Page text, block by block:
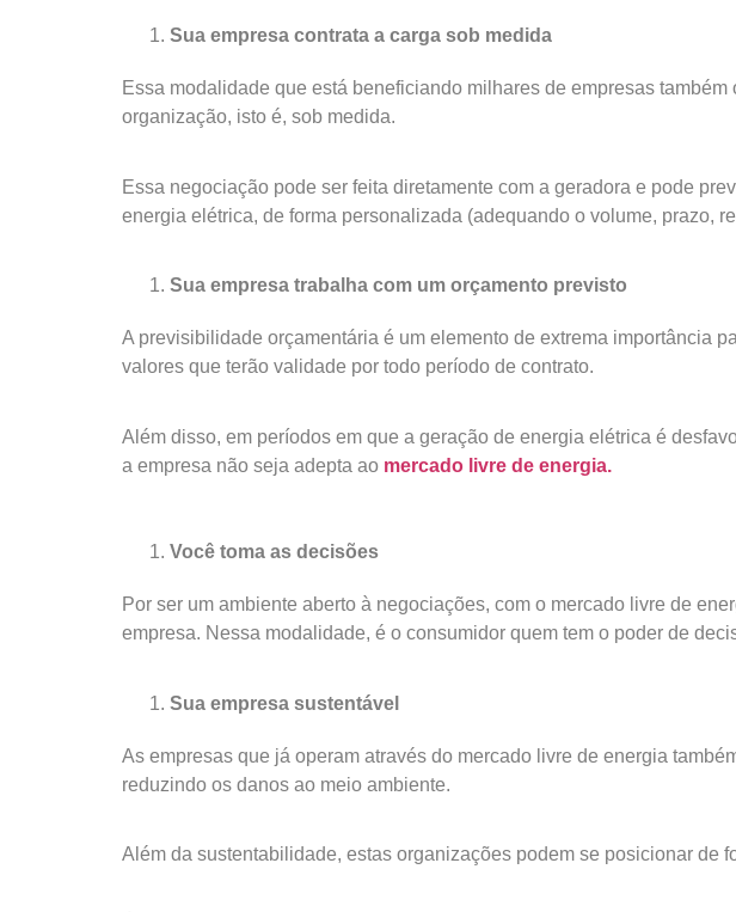
Sua empresa contrata a carga sob medida
Essa modalidade que está beneficiando milhares de empresas
organização, isto é, sob medida.
Essa negociação pode ser feita diretamente com a geradora e pode
energia elétrica, de forma personalizada (adequando o volume, prazo,
Sua empresa trabalha com um orçamento previsto
A previsibilidade orçamentária é um elemento de extrema importância
valores que terão validade por todo período de contrato.
Além disso, em períodos em que a geração de energia elétrica é
a empresa não seja adepta ao mercado livre de energia.
Você toma as decisões
Por ser um ambiente aberto à negociações, com o mercado livre de
empresa. Nessa modalidade, é o consumidor quem tem o poder de
Sua empresa sustentável
As empresas que já operam através do mercado livre de energia
reduzindo os danos ao meio ambiente.
Além da sustentabilidade, estas organizações podem se posicionar de